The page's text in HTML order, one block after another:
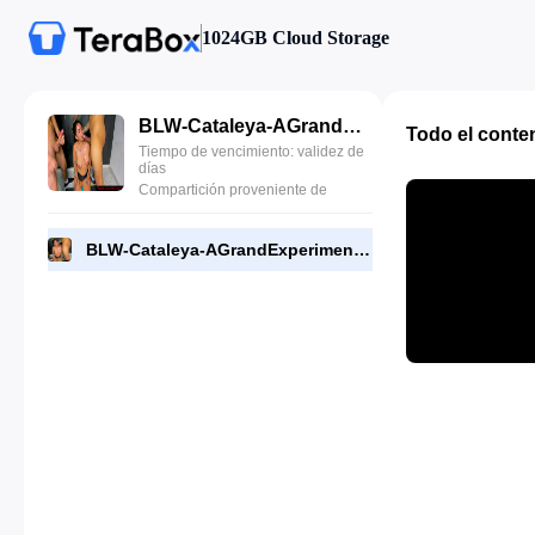
1024GB Cloud Storage
BLW-Cataleya-AGrandExperiment.mp4
Tiempo de vencimiento: validez de
días
Compartición proveniente de
BLW-Cataleya-AGrandExperiment.mp4
Todo el